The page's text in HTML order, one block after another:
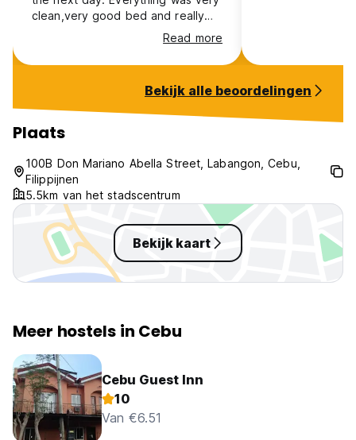
clean,very good bed and really
Read more
Bekijk alle beoordelingen
Plaats
100B Don Mariano Abella Street, Labangon, Cebu,
Filippijnen
5.5km van het stadscentrum
Bekijk kaart
Meer hostels in Cebu
Cebu Guest Inn
10
Van €6.51